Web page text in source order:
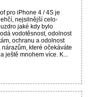
pro iPhone 4 / 4S je
nejsilnější celo-
jaké kdy bylo
vodotěsnost, odolnost
ochranu a odolnost
které očekáváte
ještě mnohem více. K...